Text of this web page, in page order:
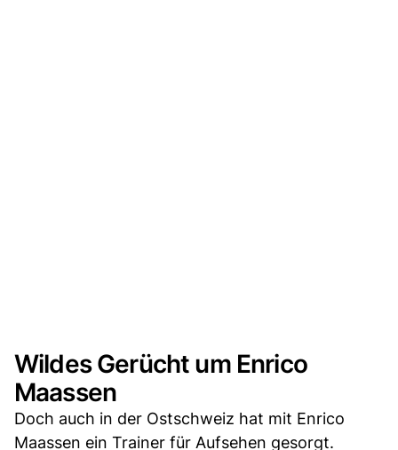
Wildes Gerücht um Enrico
Maassen
Doch auch in der Ostschweiz hat mit Enrico
Maassen ein Trainer für Aufsehen gesorgt.